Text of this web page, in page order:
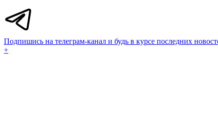
Подпишись на телеграм-канал и будь в курсе последних
+